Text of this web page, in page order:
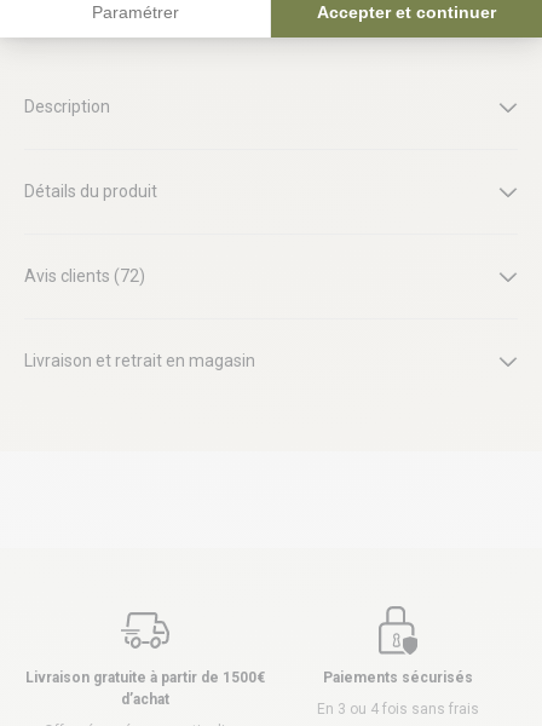
Le produit en détail
Description
Détails du produit
Avis clients (72)
Livraison et retrait en magasin
Livraison gratuite à partir de 1500€
d’achat
Paiements sécurisés
En 3 ou 4 fois sans frais
Paramétrer Accepter et continuer